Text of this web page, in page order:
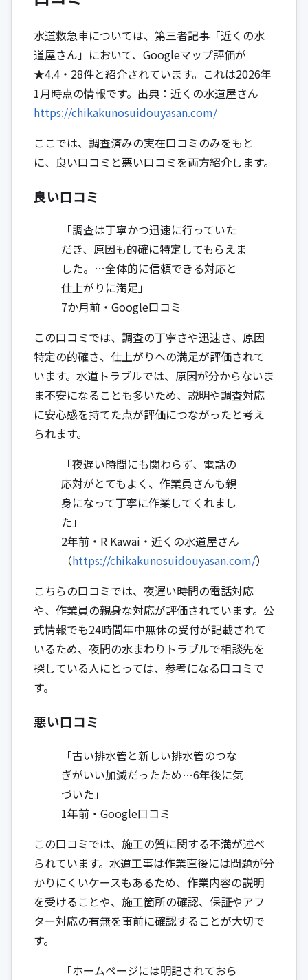
水道救急車については、第三者記事「近くの水
道屋さん」において、Googleマップ評価が
★4.4・28件と紹介されています。これは2026年
1月時点の情報です。出典：近くの水道屋さん
https://chikakunosuidouyasan.com/
ここでは、調査済みの実在口コミのみをもと
に、良い口コミと悪い口コミを両方紹介します。
良い口コミ
「調査は丁寧かつ迅速に行っていた
だき、原因も的確に特定してもらえま
した。…全体的に信頼できる対応と
仕上がりに満足」
7か月前・Google口コミ
この口コミでは、調査の丁寧さや迅速さ、原因
特定の的確さ、仕上がりへの満足が評価されて
います。水道トラブルでは、原因が分からないま
ま不安になることも多いため、説明や調査対応
に安心感を持てた点が評価につながったと考え
られます。
「夜遅い時間にも関わらず、電話の
応対がとてもよく、作業員さんも親
身になって丁寧に作業してくれまし
た」
2年前・R Kawai・近くの水道屋さん
（https://chikakunosuidouyasan.com/）
こちらの口コミでは、夜遅い時間の電話対応
や、作業員の親身な対応が評価されています。公
式情報でも24時間年中無休の受付が記載されて
いるため、夜間の水まわりトラブルで相談先を
探している人にとっては、参考になる口コミで
す。
悪い口コミ
「古い排水管と新しい排水管のつな
ぎがいい加減だったため…6年後に気
づいた」
1年前・Google口コミ
この口コミでは、施工の質に関する不満が述べ
られています。水道工事は作業直後には問題が分
かりにくいケースもあるため、作業内容の説明
を受けることや、施工箇所の確認、保証やアフ
ター対応の有無を事前に確認することが大切で
す。
「ホームページには明記されておら